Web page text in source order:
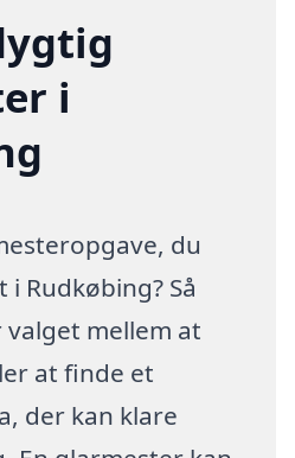
i
du
Rudkøbing? Så
mellem at
at finde et
der kan klare